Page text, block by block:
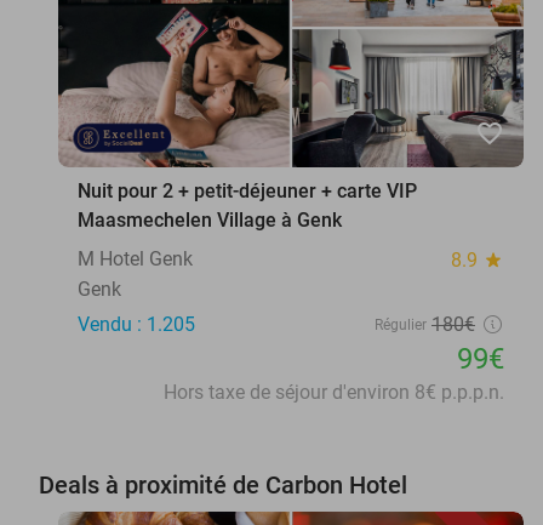
favorite_border
Nuit pour 2 + petit-déjeuner + carte VIP
Maasmechelen Village à Genk
M Hotel Genk
8.9 star
Genk
Vendu : 1.205
Régulier 180€
99€
Hors taxe de séjour d'environ 8€ p.p.p.n.
Deals à proximité de Carbon Hotel